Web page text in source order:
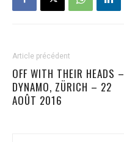
Article précédent
OFF WITH THEIR HEADS –
DYNAMO, ZÜRICH – 22
AOÛT 2016